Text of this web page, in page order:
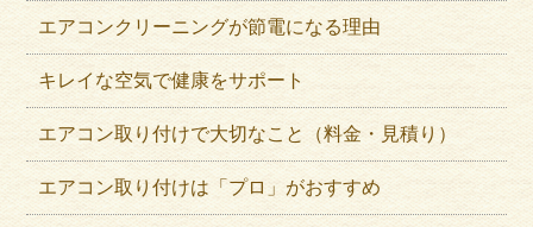
エアコンクリーニングが節電になる理由
キレイな空気で健康をサポート
エアコン取り付けで大切なこと（料金・見積り）
エアコン取り付けは「プロ」がおすすめ